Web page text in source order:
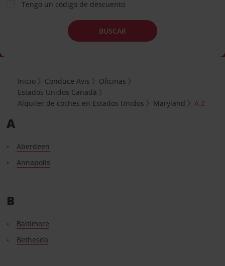
Tengo un código de descuento
BUSCAR
Inicio Conduce Avis
Oficinas
Estados Unidos Canadá
Alquiler de coches en Estados Unidos
Maryland A Z
A
Aberdeen
Annapolis
B
Baltimore
Bethesda